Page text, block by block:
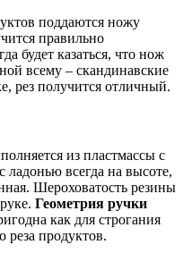
поддаются ножу
правильно
будет казаться, что нож
всему – скандинавские
рез получится отличный.
из пластмассы с
всегда на высоте,
Шероховатость резины
Геометрия ручки
как для строгания
реза продуктов.